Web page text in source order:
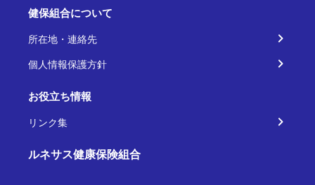
健保組合について
所在地・連絡先
個人情報保護方針
お役立ち情報
リンク集
ルネサス健康保険組合